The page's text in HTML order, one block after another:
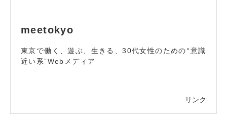
meetokyo
東京で働く、遊ぶ、生きる、30代女性のための “意識
近い系”Webメディア
リンク